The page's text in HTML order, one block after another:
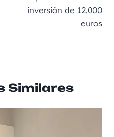
inversión de 12.000
euros
Similares